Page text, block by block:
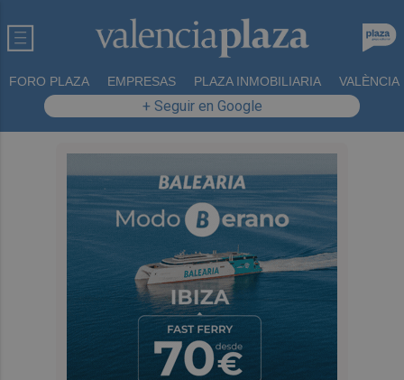
FORO PLAZA EMPRESAS PLAZA INMOBILIARIA VALÈNCIA
+ Seguir en Google